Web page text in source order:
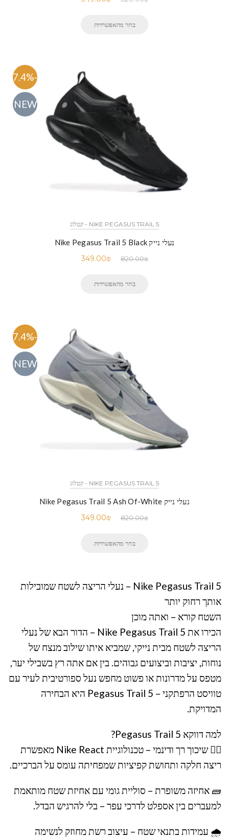
בחר מהאפשרויות
-57.4%
NEW
NIKE PEGASUS TRAIL 5 - קטלוג
נעלי נייק Nike Pegasus Trail 5 Black
820.00₪
349.00₪
בחר מהאפשרויות
-57.4%
NEW
NIKE PEGASUS TRAIL 5 - קטלוג
נעלי נייק Nike Pegasus Trail 5 Ash Of-White
820.00₪
349.00₪
בחר מהאפשרויות
Nike Pegasus Trail 5 – נעלי הריצה לשטח שמובילות
אותך רחוק יותר
השטח קורא – ואתה מוכן
הכירו את Nike Pegasus Trail 5 – הדור הבא של נעלי
הריצה לשטח מבית נייקי, שמביא איתו שילוב מנצח של
נוחות, יציבות וביצועים גבוהים. בין אם אתה רץ בשבילי יער,
מטפס על מדרונות או פשוט מחפש נעל ספורטיבית לעיר עם
טוויסט הרפתקני – Pegasus Trail 5 היא הבחירה
המדויקת.
למה דווקא Pegasus Trail 5?
🏃‍♂️ שיכוך רך ודינמי – טכנולוגיית Nike React מאפשרת
ריצה חלקה ותחושת קפיציות שמפחיתה עומס על הברכיים.
🧱 אחיזה משופרת – סוליית גומי עם אחיזת שטח מותאמת
למעברים בין אספלט לדרכי עפר – בלי להרגיש הבדל.
🌧 עמידות בתנאי שטח – עיצוב רשת מחוזק לנשימה